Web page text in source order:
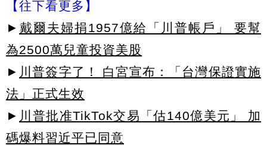
【往下看更多】
► 戴爾夫婦捐1957億給「川普帳戶」 要幫
為2500萬兒童投資美股
► 川普簽字了！ 白宮宣布：「台灣保證實施
法」正式生效
► 川普批准TikTok交易「估140億美元」 加
碼爆料習近平已同意